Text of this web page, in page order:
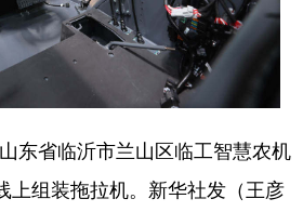
东省临沂市兰山区临工智慧农机
上组装拖拉机。新华社发（王彦